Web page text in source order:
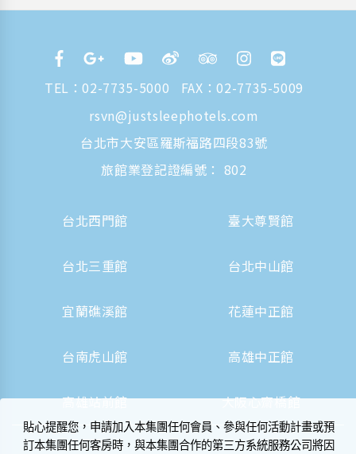
TEL：02-7735-5000
FAX：02-7735-5009
rsvn@justsleephotels.com
台北市大安區羅斯福路四段83號
旅館業登記證編號： 802
台北西門館 臺大尊賢館
台北三重館 台北中山館
宜蘭礁溪館 花蓮中正館
台南虎山館 高雄中正館
高雄站前館 大阪心齋橋館
貼心提醒您，申請加入本集團任何會員、參與任何活動計畫或預
訂本集團任何客房時，與本集團合作的第三方系統服務公司將因